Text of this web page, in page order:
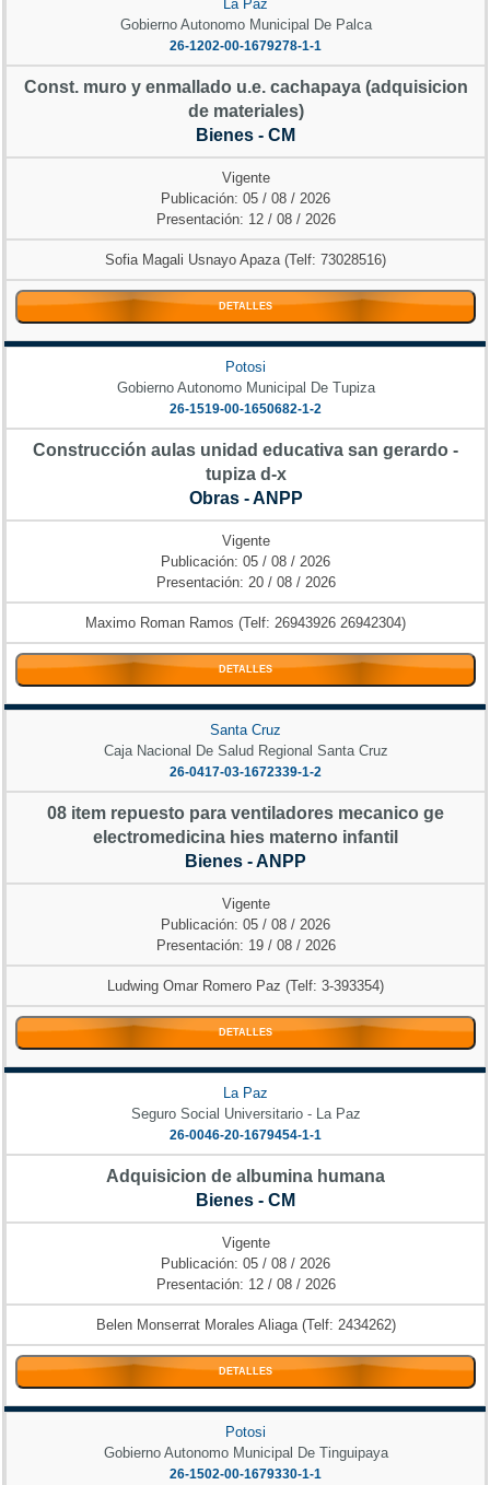
La Paz
Gobierno Autonomo Municipal De Palca
26-1202-00-1679278-1-1
Const. muro y enmallado u.e. cachapaya (adquisicion
de materiales)
Bienes - CM
Vigente
Publicación: 05 / 08 / 2026
Presentación: 12 / 08 / 2026
Sofia Magali Usnayo Apaza (Telf: 73028516)
DETALLES
Potosi
Gobierno Autonomo Municipal De Tupiza
26-1519-00-1650682-1-2
Construcción aulas unidad educativa san gerardo -
tupiza d-x
Obras - ANPP
Vigente
Publicación: 05 / 08 / 2026
Presentación: 20 / 08 / 2026
Maximo Roman Ramos (Telf: 26943926 26942304)
DETALLES
Santa Cruz
Caja Nacional De Salud Regional Santa Cruz
26-0417-03-1672339-1-2
08 item repuesto para ventiladores mecanico ge
electromedicina hies materno infantil
Bienes - ANPP
Vigente
Publicación: 05 / 08 / 2026
Presentación: 19 / 08 / 2026
Ludwing Omar Romero Paz (Telf: 3-393354)
DETALLES
La Paz
Seguro Social Universitario - La Paz
26-0046-20-1679454-1-1
Adquisicion de albumina humana
Bienes - CM
Vigente
Publicación: 05 / 08 / 2026
Presentación: 12 / 08 / 2026
Belen Monserrat Morales Aliaga (Telf: 2434262)
DETALLES
Potosi
Gobierno Autonomo Municipal De Tinguipaya
26-1502-00-1679330-1-1